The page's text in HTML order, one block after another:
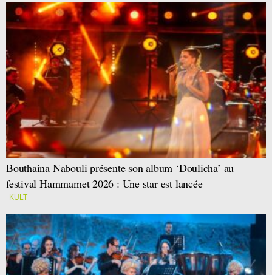
Bouthaina Nabouli présente son album ‘Doulicha’ au
festival Hammamet 2026 : Une star est lancée
KULT